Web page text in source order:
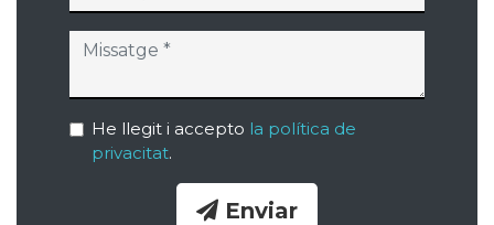
He llegit i accepto la política de
privacitat.
Enviar